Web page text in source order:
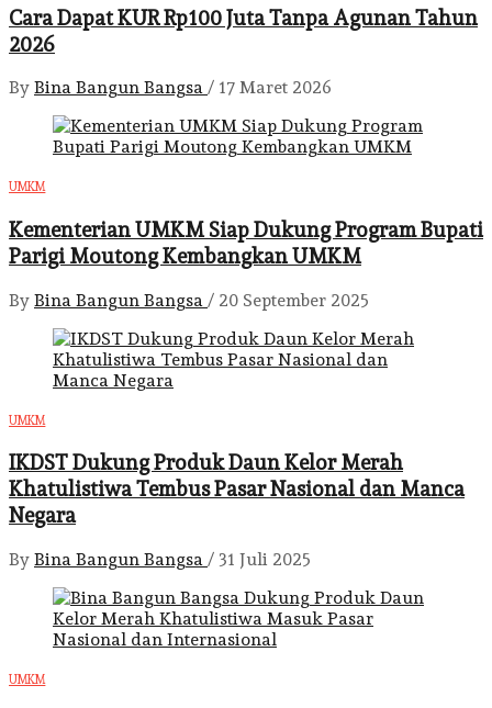
Cara Dapat KUR Rp100 Juta Tanpa Agunan Tahun
2026
By Bina Bangun Bangsa / 17 Maret 2026
UMKM
Kementerian UMKM Siap Dukung Program Bupati
Parigi Moutong Kembangkan UMKM
By Bina Bangun Bangsa / 20 September 2025
UMKM
IKDST Dukung Produk Daun Kelor Merah
Khatulistiwa Tembus Pasar Nasional dan Manca
Negara
By Bina Bangun Bangsa / 31 Juli 2025
UMKM